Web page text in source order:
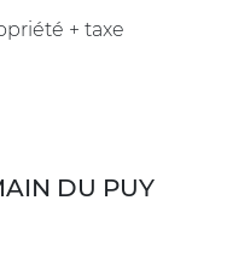
+ taxe
DU PUY